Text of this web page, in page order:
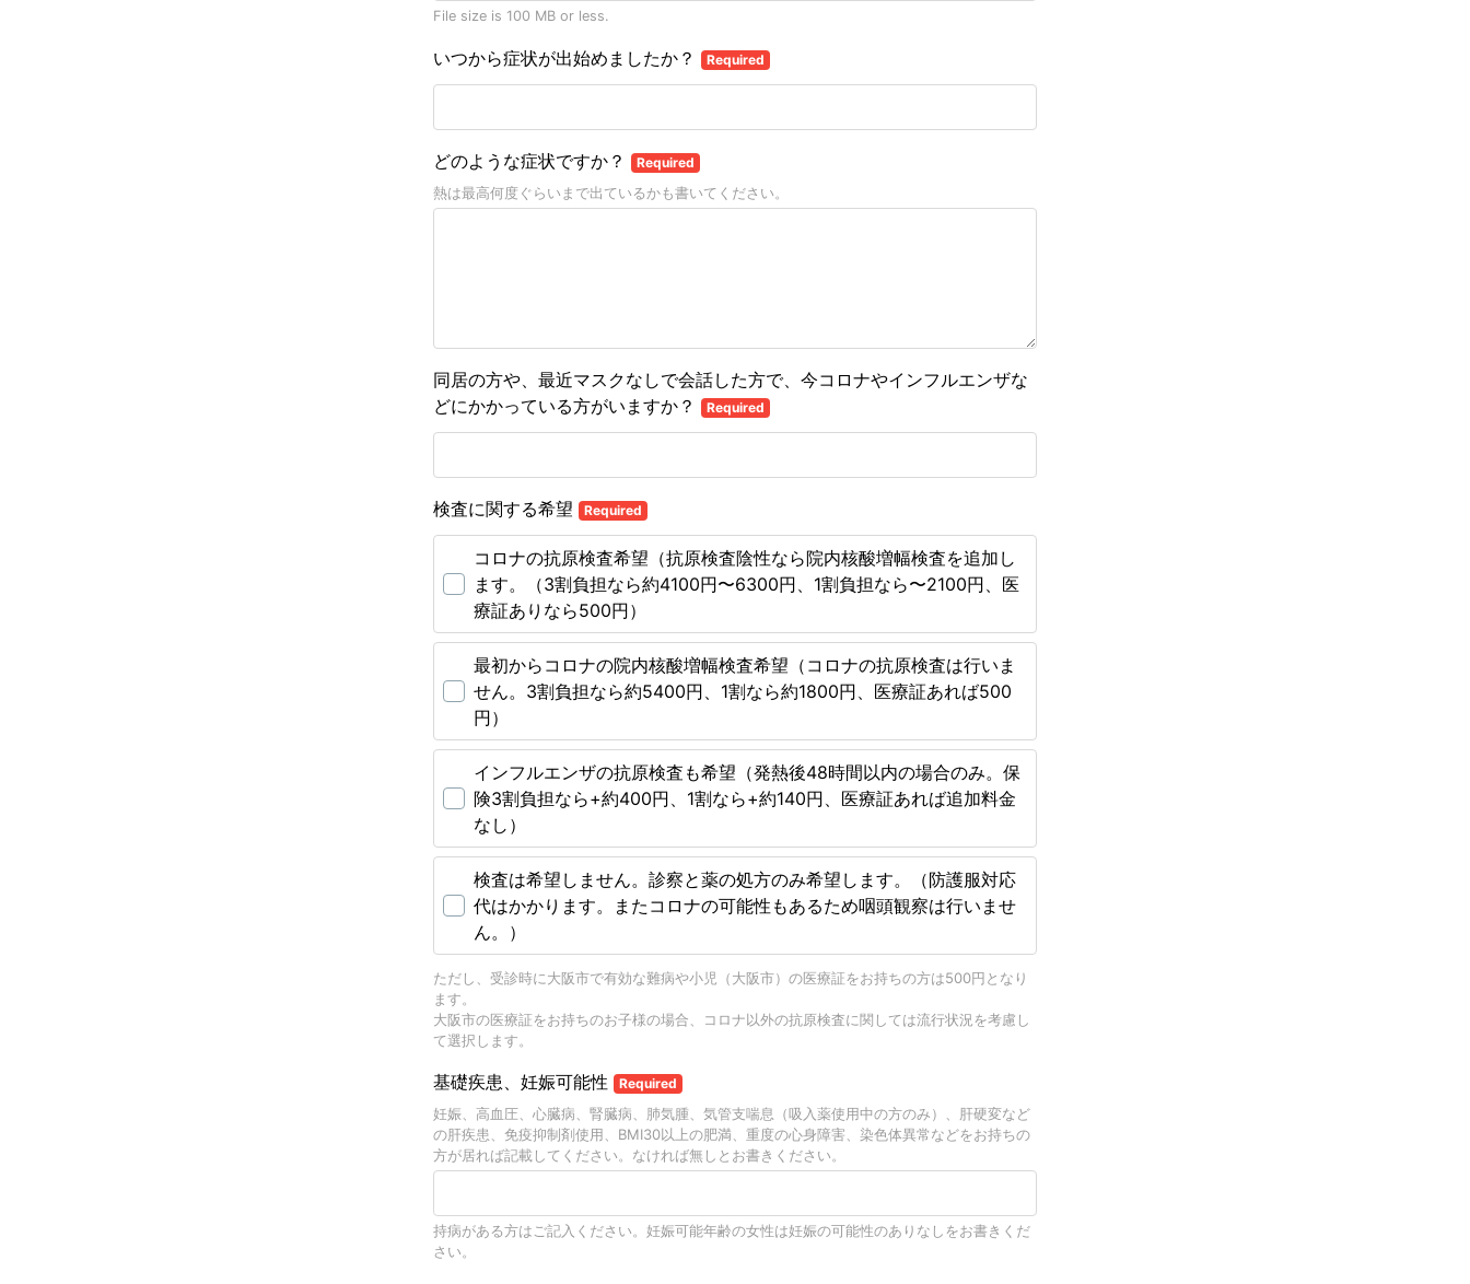
File size is 100 MB or less.
いつから症状が出始めましたか？ Required
どのような症状ですか？ Required
熱は最高何度ぐらいまで出ているかも書いてください。
同居の方や、最近マスクなしで会話した方で、今コロナやインフルエンザな
どにかかっている方がいますか？
Required
検査に関する希望 Required
コロナの抗原検査希望（抗原検査陰性なら院内核酸増幅検査を追加し
ます。（3割負担なら約4100円〜6300円、1割負担なら〜2100円、医
療証ありなら500円）
最初からコロナの院内核酸増幅検査希望（コロナの抗原検査は行いま
せん。3割負担なら約5400円、1割なら約1800円、医療証あれば500
円）
インフルエンザの抗原検査も希望（発熱後48時間以内の場合のみ。保
険3割負担なら+約400円、1割なら+約140円、医療証あれば追加料金
なし）
検査は希望しません。診察と薬の処方のみ希望します。（防護服対応
代はかかります。またコロナの可能性もあるため咽頭観察は行いませ
ん。）
ただし、受診時に大阪市で有効な難病や小児（大阪市）の医療証をお持ちの方は500円となり
ます。
大阪市の医療証をお持ちのお子様の場合、コロナ以外の抗原検査に関しては流行状況を考慮し
て選択します。
基礎疾患、妊娠可能性 Required
妊娠、高血圧、心臓病、腎臓病、肺気腫、気管支喘息（吸入薬使用中の方のみ）、肝硬変など
の肝疾患、免疫抑制剤使用、BMI30以上の肥満、重度の心身障害、染色体異常などをお持ちの
方が居れば記載してください。なければ無しとお書きください。
持病がある方はご記入ください。妊娠可能年齢の女性は妊娠の可能性のありなしをお書きくだ
さい。